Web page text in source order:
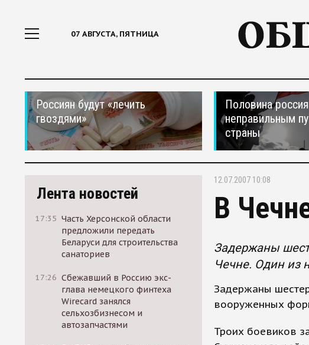
07 АВГУСТА, ПЯТНИЦА
Россиян будут «лечить
гвоздями»
Половина
неправильным
страны
Лента новостей
17:35 Часть Херсонской области
предложили передать
Беларуси для строительства
санаториев
17:26 Сбежавший в Россию экс-
глава немецкого финтеха
Wirecard занялся
сельхозбизнесом и
автозапчастями
12.07.2007 10:08
В
Задержаны
Чечне. Один из
Задержаны
вооруженных
Троих боевиков